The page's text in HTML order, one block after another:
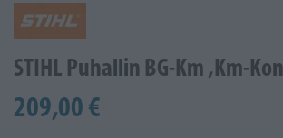
STIHL Puhallin BG-Km ,Km-
209,00 €